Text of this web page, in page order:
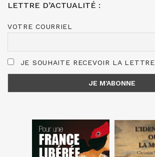
LETTRE D’ACTUALITÉ :
VOTRE COURRIEL
JE SOUHAITE RECEVOIR LA LETTRE